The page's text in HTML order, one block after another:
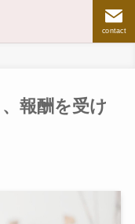
contact
報酬を受け